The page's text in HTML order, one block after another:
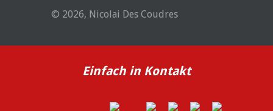
© 2026, Nicolai Des Coudres
Einfach in Kontakt